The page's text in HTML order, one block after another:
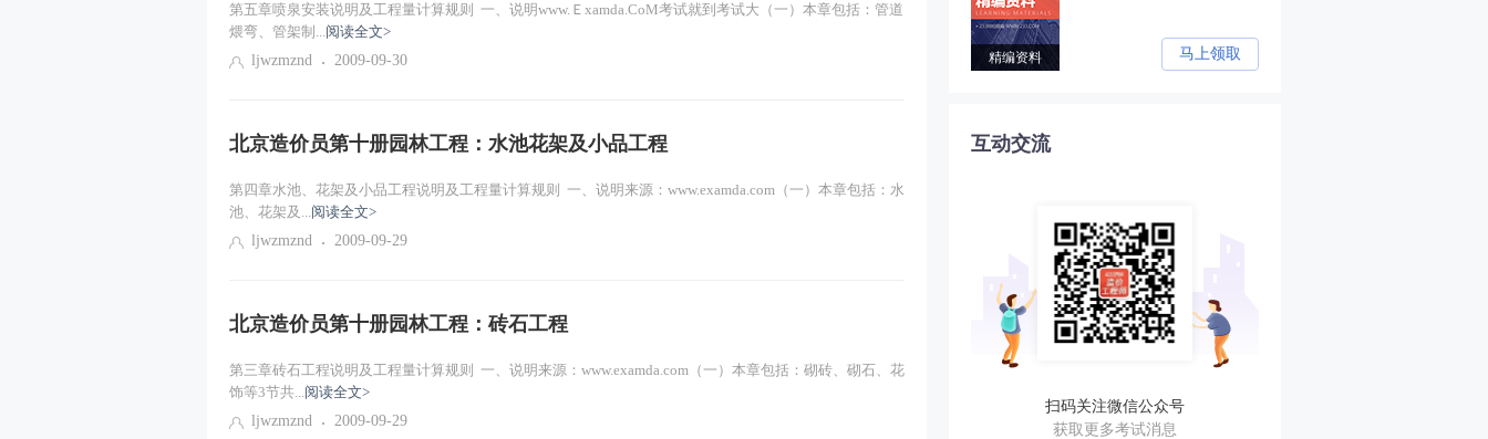
第五章喷泉安装说明及工程量计算规则 一、说明www.Ｅxamda.CoM考试就到考试大（一）本章包括：管道
煨弯、管架制...阅读全文>
ljwzmznd
2009-09-30
北京造价员第十册园林工程：水池花架及小品工程
第四章水池、花架及小品工程说明及工程量计算规则 一、说明来源：www.examda.com（一）本章包括：水
池、花架及...阅读全文>
ljwzmznd
2009-09-29
北京造价员第十册园林工程：砖石工程
第三章砖石工程说明及工程量计算规则 一、说明来源：www.examda.com（一）本章包括：砌砖、砌石、花
饰等3节共...阅读全文>
ljwzmznd
2009-09-29
精编资料 马上领取
互动交流
扫码关注微信公众号
获取更多考试消息